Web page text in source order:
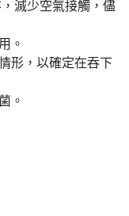
滅少空氣接觸，儘
。
形，以確定在吞下
。